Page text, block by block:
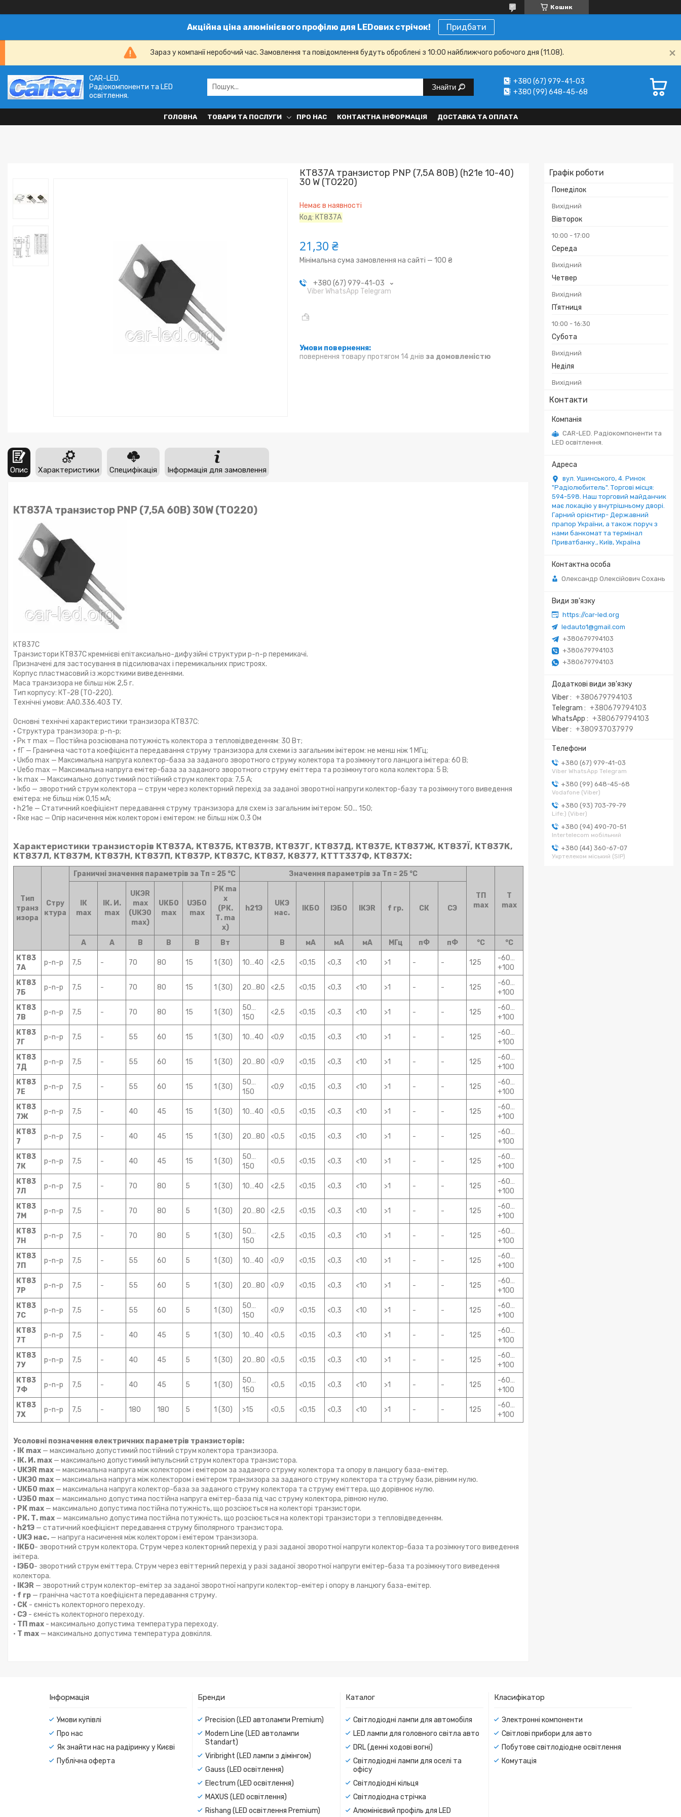
Кошик
Акційна ціна алюмінієвого профілю для LEDових стрічок! Придбати
Зараз у компанії неробочий час. Замовлення та повідомлення будуть оброблені з 10:00 найближчого робочого дня (11.08).
CAR-LED.
Радіокомпоненти та LED
освітлення.
Знайти
+380 (67) 979-41-03
+380 (99) 648-45-68
ГОЛОВНА ТОВАРИ ТА ПОСЛУГИ ПРО НАС КОНТАКТНА ІНФОРМАЦІЯ ДОСТАВКА ТА ОПЛАТА
Графік роботи
Понеділок
Вихідний
Вівторок
10:00 17:00
Середа
Вихідний
Четвер
Вихідний
Пʼятниця
10:00 16:30
Субота
Вихідний
Неділя
Вихідний
Контакти
CAR-LED. Радіокомпоненти та
LED освітлення.
вул. Ушинського, 4. Ринок
"Радіолюбитель". Торгові місця:
594-598. Наш торговий майданчик
має локацію у внутрішньому дворі.
Гарний орієнтир- Державний
прапор України, а також поруч з
нами банкомат та термінал
Приватбанку., Київ, Україна
Олександр Олексійович Сохань
https://car-led.org
ledauto1@gmail.com
+380679794103
+380679794103
+380679794103
Viber
+380679794103
Telegram
+380679794103
WhatsApp
+380679794103
Viber
+380937037979
+380 (67) 979-41-03
Viber WhatsApp Telegram
+380 (99) 648-45-68
Vodafone (Viber)
+380 (93) 703-79-79
Life:) (Viber)
+380 (94) 490-70-51
Intertelecom мобільний
+380 (44) 360-67-07
Укртелеком міський (SIP)
КТ837А транзистор PNP (7,5А 80В) (h21е 10-40)
30 W (ТО220)
Немає в наявності
Код: КТ837А
21,30 ₴
Мінімальна сума замовлення на сайті — 100 ₴
+380 (67) 979-41-03
Viber WhatsApp Telegram
повернення товару протягом 14 днів за домовленістю
Опис Характеристики Специфікація Інформація для замовлення
КТ837А транзистор PNP (7,5А 60В) 30W (ТО220)
КТ837С
Транзистори КТ837С кремнієві епітаксиально-дифузійні структури p-n-p перемикачі.
Призначені для застосування в підсилювачах і перемикальних пристроях.
Корпус пластмасовий із жорсткими виведеннями.
Маса транзизора не більш ніж 2,5 г.
Тип корпусу: КТ-28 (ТО-220).
Технічні умови: АА0.336.403 ТУ.
Основні технічні характеристики транзизора КТ837С:
• Структура транзизора: p-n-p;
• Рк т max — Постійна розсіювана потужність колектора з тепловідведенням: 30 Вт;
• fГ — Гранична частота коефіцієнта передавання струму транзизора для схеми із загальним імітером: не менш ніж 1 МГц;
• Uкбо max — Максимальна напруга колектор-база за заданого зворотного струму колектора та розімкнутого ланцюга імітера: 60 В;
• Uебо max — Максимальна напруга емітер-база за заданого зворотного струму еміттера та розімкнутого кола колектора: 5 В;
• Iк max — Максимально допустимий постійний струм колектора: 7,5 А;
• Iкбо — зворотний струм колектора — струм через колекторний перехід за заданої зворотної напруги колектор-базу та розімкнутого виведення
емітера: не більш ніж 0,15 мА;
• h21е — Статичний коефіцієнт передавання струму транзизора для схем із загальним імітером: 50... 150;
• Rке нас — Опір насичення між колектором і емітером: не більш ніж 0,3 Ом
Характеристики транзисторів КТ837А, КТ837Б, КТ837В, КТ837Г, КТ837Д, КТ837Е, КТ837Ж, КТ837Ї, КТ837К,
КТ837Л, КТ837М, КТ837Н, КТ837П, КТ837Р, КТ837С, КТ837, К8377, КТТТ337Ф, КТ837Х:
Тип
транз
изора
Стру
ктура
Граничні значення параметрів за Тп = 25 °C Значення параметрів за Тп = 25 °C
TП
max
Т
max
IК
max
IК. И.
max
UКЭR
max
(UКЭ0
max)
UКБ0
max
UЭБ0
max
РК ma
x
(РК.
Т. ma
x)
h21Э
UКЭ
нас.
IКБО IЭБО IКЭR f гp. СК СЭ
А А В В В Вт В мА мА мА МГц пФ пФ °С
°С
КТ83
7А
p-n-p 7,5 - 70 80 15 1 (30) 10…40 <2,5 <0,15 <0,3 <10 >1 - - 125
-60…
+100
КТ83
7Б
p-n-p 7,5 - 70 80 15 1 (30) 20…80 <2,5 <0,15 <0,3 <10 >1 - - 125
-60…
+100
КТ83
7В
p-n-p 7,5 - 70 80 15 1 (30)
50…
150
<2,5 <0,15 <0,3 <10 >1 - - 125
-60…
+100
КТ83
7Г
p-n-p 7,5 - 55 60 15 1 (30) 10…40 <0,9 <0,15 <0,3 <10 >1 - - 125
-60…
+100
КТ83
7Д
p-n-p 7,5 - 55 60 15 1 (30) 20…80 <0,9 <0,15 <0,3 <10 >1 - - 125
-60…
+100
КТ83
7Е
p-n-p 7,5 - 55 60 15 1 (30)
50…
150
<0,9 <0,15 <0,3 <10 >1 - - 125
-60…
+100
КТ83
7Ж
p-n-p 7,5 - 40 45 15 1 (30) 10…40 <0,5 <0,15 <0,3 <10 >1 - - 125
-60…
+100
КТ83
7
p-n-p 7,5 - 40 45 15 1 (30) 20…80 <0,5 <0,15 <0,3 <10 >1 - - 125
-60…
+100
КТ83
7К
p-n-p 7,5 - 40 45 15 1 (30)
50…
150
<0,5 <0,15 <0,3 <10 >1 - - 125
-60…
+100
КТ83
7Л
p-n-p 7,5 - 70 80 5 1 (30) 10…40 <2,5 <0,15 <0,3 <10 >1 - - 125
-60…
+100
КТ83
7М
p-n-p 7,5 - 70 80 5 1 (30) 20…80 <2,5 <0,15 <0,3 <10 >1 - - 125
-60…
+100
КТ83
7Н
p-n-p 7,5 - 70 80 5 1 (30)
50…
150
<2,5 <0,15 <0,3 <10 >1 - - 125
-60…
+100
КТ83
7П
p-n-p 7,5 - 55 60 5 1 (30) 10…40 <0,9 <0,15 <0,3 <10 >1 - - 125
-60…
+100
КТ83
7Р
p-n-p 7,5 - 55 60 5 1 (30) 20…80 <0,9 <0,15 <0,3 <10 >1 - - 125
-60…
+100
КТ83
7С
p-n-p 7,5 - 55 60 5 1 (30)
50…
150
<0,9 <0,15 <0,3 <10 >1 - - 125
-60…
+100
КТ83
7Т
p-n-p 7,5 - 40 45 5 1 (30) 10…40 <0,5 <0,15 <0,3 <10 >1 - - 125
-60…
+100
КТ83
7У
p-n-p 7,5 - 40 45 5 1 (30) 20…80 <0,5 <0,15 <0,3 <10 >1 - - 125
-60…
+100
КТ83
7Ф
p-n-p 7,5 - 40 45 5 1 (30)
50…
150
<0,5 <0,15 <0,3 <10 >1 - - 125
-60…
+100
КТ83
7Х
p-n-p 7,5 - 180 180 5 1 (30) >15 <0,5 <0,15 <0,3 <10 >1 - - 125
-60…
+100
Усоловні позначення електричних параметрів транзисторів:
•
IК max — максимально допустимий постійний струм колектора транзизора.
•
IК. И. max — максимально допустимий імпульсний струм колектора транзистора.
• UКЭR max — максимальна напруга між колектором і емітером за заданого струму колектора та опору в ланцюгу база-емітер.
• UКЭ0 max — максимальна напруга між колектором і емітером транзизора за заданого струму колектора та струму бази, рівним нулю.
• UКБ0 max — максимальна напруга колектор-база за заданого струму колектора та струму еміттера, що дорівнює нулю.
• UЭБ0 max — максимально допустима постійна напруга емітер-база під час струму колектора, рівною нулю.
• РК max — максимально допустима постійна потужність, що розсіюється на колекторі транзистори.
• РК. Т. max — максимально допустима постійна потужність, що розсіюється на колекторі транзистори з тепловідведенням.
• h21Э — статичний коефіцієнт передавання струму біполярного транзистора.
• UКЭ нас. — напруга насичення між колектором і емітером транзизора.
•
IКБО- зворотний струм колектора. Струм через колекторний перехід у разі заданої зворотної напруги колектор-база та розімкнутого виведення
імітера.
• IЭБО- зворотний струм еміттера. Струм через евіттерний перехід у разі заданої зворотної напруги емітер-база та розімкнутого виведення
колектора.
•
IКЭR — зворотний струм колектор-емітер за заданої зворотної напруги колектор-емітер і опору в ланцюгу база-емітер.
• f гр — гранічна частота коефіцієнта передавання струму.
• СК - ємність колекторного переходу.
• СЭ - ємність колекторного переходу.
• ТП max - максимально допустима температура переходу.
• Т max — максимально допустима температура довкілля.
Інформація
Умови купівлі
Про нас
Як знайти нас на радіринку у Києві
Публічна оферта
Бренди
Precision (LED автолампи Premium)
Modern Line (LED автолампи
Standart)
Viribright (LED лампи з дімінгом)
Gauss (LED освітлення)
Electrum (LED освітлення)
MAXUS (LED освітлення)
Rishang (LED освітлення Premium)
Каталог
Світлодіодні лампи для автомобіля
LED лампи для головного світла авто
DRL (денні ходові вогні)
Світлодіодні лампи для оселі та
офісу
Світлодіодні кільця
Світлодіодна стрічка
Алюмінієвий профіль для LED
Класифікатор
Электронні компоненти
Світлові прибори для авто
Побутове світлодіодне освітлення
Комутація